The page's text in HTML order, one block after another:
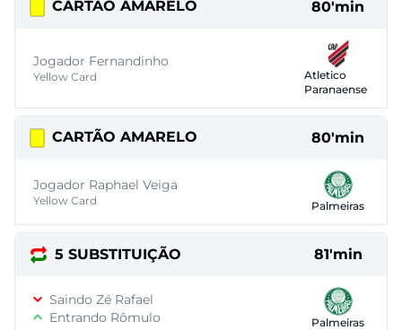
CARTÃO AMARELO 80'min
Jogador Fernandinho
Yellow Card
Atletico
Paranaense
CARTÃO AMARELO 80'min
Jogador Raphael Veiga
Yellow Card Palmeiras
5 SUBSTITUIÇÃO 81'min
Saindo Zé Rafael
Entrando Rômulo
Palmeiras